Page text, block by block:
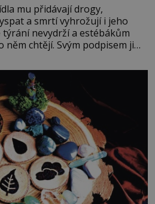
mu přidávají drogy,
a smrtí vyhrožují i jeho
nevydrží a estébákům
něm chtějí. Svým podpisem jim
Syn brněnského řezníka